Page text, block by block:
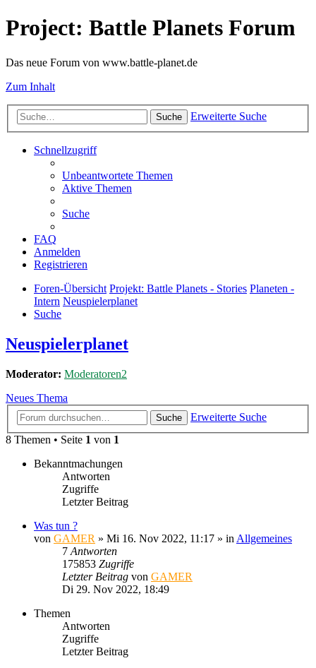
Project: Battle Planets Forum
Das neue Forum von www.battle-planet.de
Zum Inhalt
Suche Erweiterte Suche
Schnellzugriff
Unbeantwortete Themen
Aktive Themen
Suche
FAQ
Anmelden
Registrieren
Foren-Übersicht Projekt: Battle Planets - Stories Planeten -
Intern Neuspielerplanet
Suche
Neuspielerplanet
Moderator: Moderatoren2
Neues Thema
Suche
Erweiterte Suche
8 Themen • Seite 1 von 1
Bekanntmachungen
Antworten
Zugriffe
Letzter Beitrag
Was tun ?
von GAMER » Mi 16. Nov 2022, 11:17 » in Allgemeines
7 Antworten
175853 Zugriffe
Letzter Beitrag von GAMER
Di 29. Nov 2022, 18:49
Themen
Antworten
Zugriffe
Letzter Beitrag